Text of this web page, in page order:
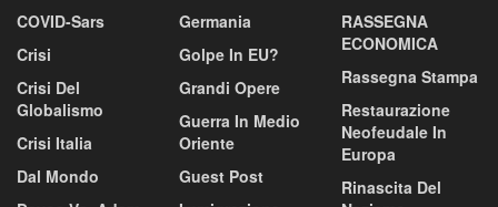
COVID-Sars
Crisi
Crisi Del
Globalismo
Crisi Italia
Dal Mondo
Germania
Golpe In EU?
Grandi Opere
Guerra In Medio
Oriente
Guest Post
RASSEGNA
ECONOMICA
Rassegna Stampa
Restaurazione
Neofeudale In
Europa
Rinascita Del